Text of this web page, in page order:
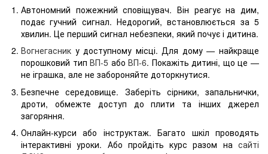
Автономний пожежний сповіщувач. Він реагує на дим,
подає гучний сигнал. Недорогий, встановлюється за 5
хвилин. Це перший сигнал небезпеки, який почує і дитина.
Вогнегасник у доступному місці. Для дому — найкраще
порошковий типВП-5 абоВП-6. Покажіть дитині, що це —
не іграшка, але не забороняйте доторкнутися.
Безпечне середовище. Заберіть сірники, запальнички,
дроти, обмежте доступ до плити та інших джерел
загоряння.
Онлайн-курси або інструктаж. Багато шкіл проводять
інтерактивні уроки. Або пройдіть курс разом на сайті